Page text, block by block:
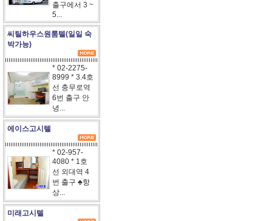
출구에서 3 ~
5...
씨틸하우스원룸텔(일일 숙
박가능)
* 02-2275-
8999 * 3.4호
선 충무로역
6번 출구 안
녕...
에이스고시텔
* 02-957-
4080 * 1호
선 외대역 4
번 출구 ♣항
상...
미래고시텔